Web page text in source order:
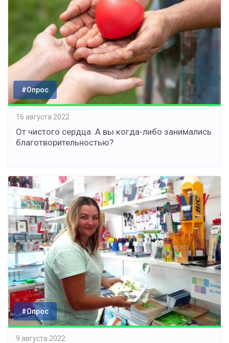
#Опрос
16 августа 2022
От чистого сердца. А вы когда-либо занимались
благотворительностью?
#Опрос
9 августа 2022